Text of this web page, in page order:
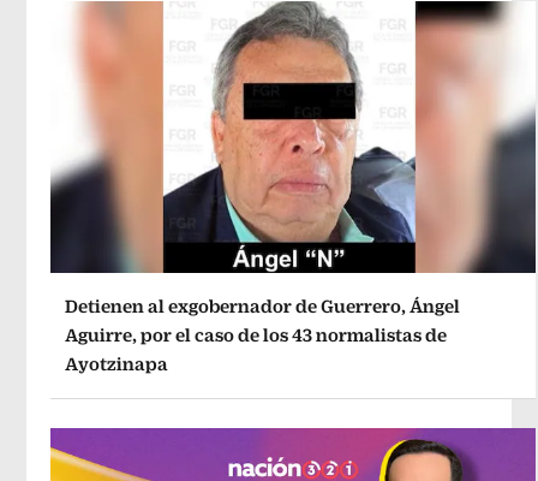
Detienen al exgobernador de Guerrero, Ángel
Aguirre, por el caso de los 43 normalistas de
Ayotzinapa